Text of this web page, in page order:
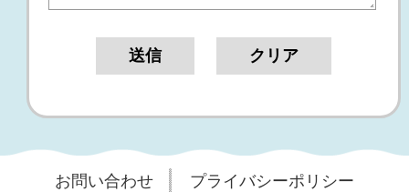
お問い合わせ プライバシーポリシー